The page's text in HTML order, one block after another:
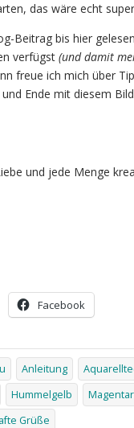
das wäre echt
Beitrag bis hier
verfügst (und damit
freue ich mich über
Ende mit diesem
und jede Menge
Facebook
Anleitung
Hummelgelb
Grüße